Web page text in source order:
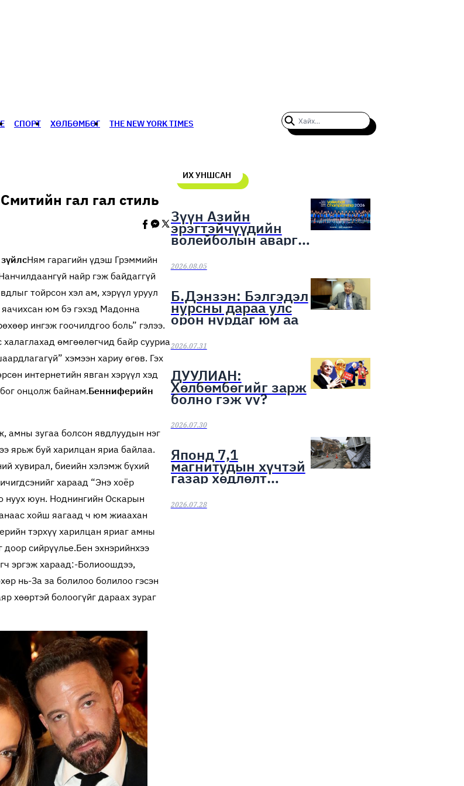
СПОРТ ХӨЛБӨМБӨГ THE NEW YORK TIMES
гал гал стиль
Ням гарагийн үдэш Грэммийн
найр гэж байдаггүй
тойрсон хэл ам, хэрүүл уруул
юм бэ гэхэд Мадонна
ингэж гоочилдгоо боль” гэлээ.
өмгөөлөгчид байр сууриа
хэмээн хариу өгөв. Гэх
интернетийн явган хэрүүл хэд
онцолж байнам.Бенниферийн
амны зугаа болсон явдлуудын нэг
ярьж буй харилцан яриа байлаа.
хувирал, биеийн хэлэмж бүхий
хараад “Энэ хоёр
нуух юун. Ноднингийн Оскарын
хойш яагаад ч юм жиаахан
тэрхүү харилцан яриаг амны
доор сийрүүлье.Бен эхнэрийнхээ
эргэж хараад:-Болиоошдээ,
нь-За за болилоо болилоо гэсэн
хөөртэй болоогүйг дараах зураг
ИХ УНШСАН
Зүүн Азийн
эрэгтэйчүүдийн
волейболын аварга
шалгаруулах
тэмцээн эхэллээ
2026.08.05
Б.Дэнзэн: Бэлгэдэл
нурсны дараа улс
орон нурдаг юм аа
2026.07.31
ДУУЛИАН:
Хөлбөмбөгийг зарж
болно гэж үү?
2026.07.30
Японд 7,1
магнитудын хүчтэй
газар хөдлөлт
боллоо
2026.07.28